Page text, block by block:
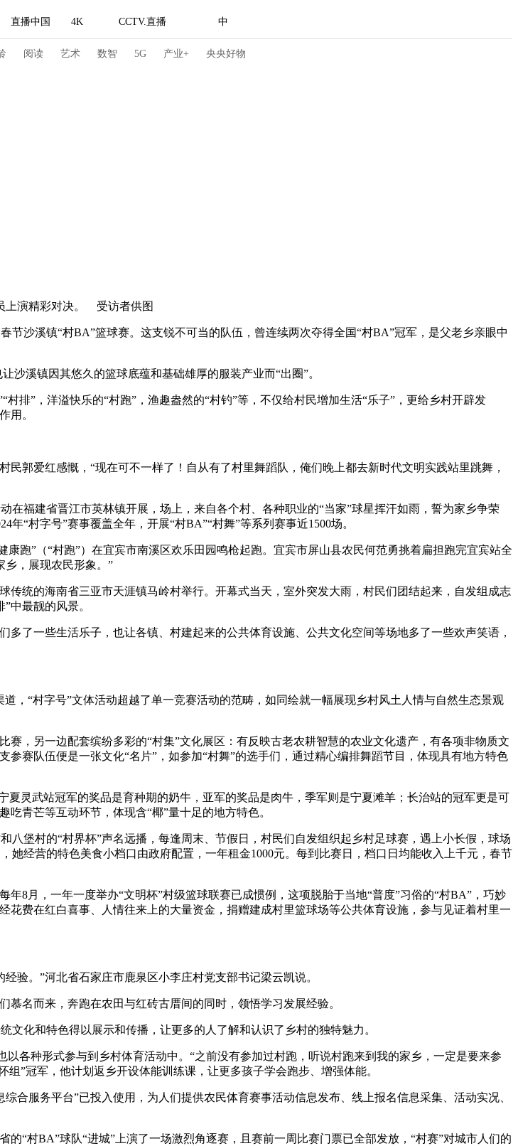
直播中国 4K CCTV.直播 中
阅读 艺术 数智 5G 产业+ 央央好物
冰雪道路 足球道路
旅游 科普 健康 乐龄 阅读 艺术 汽车 数智 5G 产业+
国 全民健康 颜选攻略 海洋 时尚 天气 才艺
演精彩对决。 受访者供图
溪镇“村BA”篮球赛。这支锐不可当的队伍，曾连续两次夺得全国“村BA”冠军，是父老乡亲眼中
溪镇因其悠久的篮球底蕴和基础雄厚的服装产业而“出圈”。
”，洋溢快乐的“村跑”，渔趣盎然的“村钓”等，不仅给村民增加生活“乐子”，更给乡村开辟发
用。
爱红感慨，“现在可不一样了！自从有了村里舞蹈队，俺们晚上都去新时代文明实践站里跳舞，
福建省晋江市英林镇开展，场上，来自各个村、各种职业的“当家”球星挥汗如雨，誓为家乡争荣
“村字号”赛事覆盖全年，开展“村BA”“村舞”等系列赛事近1500场。
跑”（“村跑”）在宜宾市南溪区欢乐田园鸣枪起跑。宜宾市屏山县农民何范勇挑着扁担跑完宜宾站全
乡，展现农民形象。”
统的海南省三亚市天涯镇马岭村举行。开幕式当天，室外突发大雨，村民们团结起来，自发组成志
中最靓的风景。
一些生活乐子，也让各镇、村建起来的公共体育设施、公共文化空间等场地多了一些欢声笑语，
，“村字号”文体活动超越了单一竞赛活动的范畴，如同绘就一幅展现乡村风土人情与自然生态景观
，另一边配套缤纷多彩的“村集”文化展区：有反映古老农耕智慧的农业文化遗产，有各项非物质文
赛队伍便是一张文化“名片”，如参加“村舞”的选手们，通过精心编排舞蹈节目，体现具有地方特色
灵武站冠军的奖品是育种期的奶牛，亚军的奖品是肉牛，季军则是宁夏滩羊；长治站的冠军更是可
青芒等互动环节，体现含“椰”量十足的地方特色。
堡村的“村界杯”声名远播，每逢周末、节假日，村民们自发组织起乡村足球赛，遇上小长假，球场
经营的特色美食小档口由政府配置，一年租金1000元。每到比赛日，档口日均能收入上千元，春节
月，一年一度举办“文明杯”村级篮球联赛已成惯例，这项脱胎于当地“普度”习俗的“村BA”，巧妙
费在红白喜事、人情往来上的大量资金，捐赠建成村里篮球场等公共体育设施，参与见证着村里一
。”河北省石家庄市鹿泉区小李庄村党支部书记梁云凯说。
名而来，奔跑在农田与红砖古厝间的同时，领悟学习发展经验。
化和特色得以展示和传播，让更多的人了解和认识了乡村的独特魅力。
各种形式参与到乡村体育活动中。“之前没有参加过村跑，听说村跑来到我的家乡，一定是要来参
”冠军，他计划返乡开设体能训练课，让更多孩子学会跑步、增强体能。
服务平台”已投入使用，为人们提供农民体育赛事活动信息发布、线上报名信息采集、活动实况、
“村BA”球队“进城”上演了一场激烈角逐赛，且赛前一周比赛门票已全部发放，“村赛”对城市人们的